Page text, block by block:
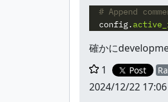
# Append
config.
確かに
1
Post
2024/12/22 17:06